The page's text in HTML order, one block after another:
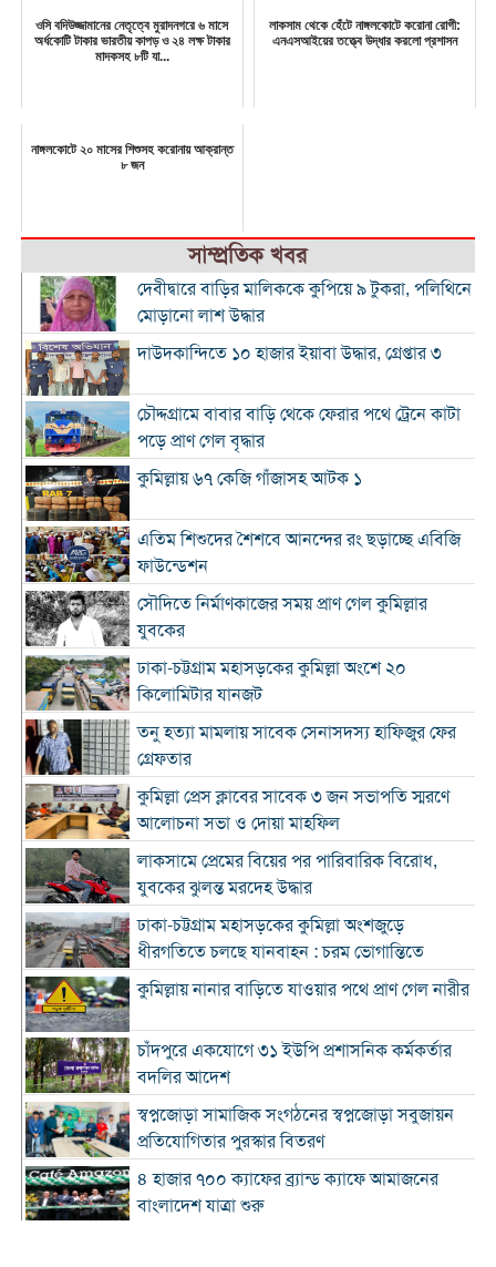
ওসি বদিউজ্জামানের নেতৃত্বে মুরাদনগরে ৬ মাসে
অর্ধকোটি টাকার ভারতীয় কাপড় ও ২৪ লক্ষ টাকার
মাদকসহ ৮টি যা...
লাকসাম থেকে হেঁটে নাঙ্গলকোটে করোনা রোগী:
এনএসআইয়ের তত্ত্বে উদ্ধার করলো প্রশাসন
নাঙ্গলকোটে ২০ মাসের শিশুসহ করোনায় আক্রান্ত
৮ জন
সাম্প্রতিক খবর
দেবীদ্বারে বাড়ির মালিককে কুপিয়ে ৯ টুকরা, পলিথিনে
মোড়ানো লাশ উদ্ধার
দাউদকান্দিতে ১০ হাজার ইয়াবা উদ্ধার, গ্রেপ্তার ৩
চৌদ্দগ্রামে বাবার বাড়ি থেকে ফেরার পথে ট্রেনে কাটা
পড়ে প্রাণ গেল বৃদ্ধার
কুমিল্লায় ৬৭ কেজি গাঁজাসহ আটক ১
এতিম শিশুদের শৈশবে আনন্দের রং ছড়াচ্ছে এবিজি
ফাউন্ডেশন
সৌদিতে নির্মাণকাজের সময় প্রাণ গেল কুমিল্লার
যুবকের
ঢাকা-চট্টগ্রাম মহাসড়কের কুমিল্লা অংশে ২০
কিলোমিটার যানজট
তনু হত্যা মামলায় সাবেক সেনাসদস্য হাফিজুর ফের
গ্রেফতার
কুমিল্লা প্রেস ক্লাবের সাবেক ৩ জন সভাপতি স্মরণে
আলোচনা সভা ও দোয়া মাহফিল
লাকসামে প্রেমের বিয়ের পর পারিবারিক বিরোধ,
যুবকের ঝুলন্ত মরদেহ উদ্ধার
ঢাকা-চট্টগ্রাম মহাসড়কের কুমিল্লা অংশজুড়ে
ধীরগতিতে চলছে যানবাহন : চরম ভোগান্তিতে
কুমিল্লায় নানার বাড়িতে যাওয়ার পথে প্রাণ গেল নারীর
চাঁদপুরে একযোগে ৩১ ইউপি প্রশাসনিক কর্মকর্তার
বদলির আদেশ
স্বপ্নজোড়া সামাজিক সংগঠনের স্বপ্নজোড়া সবুজায়ন
প্রতিযোগিতার পুরস্কার বিতরণ
৪ হাজার ৭০০ ক্যাফের ব্র্যান্ড ক্যাফে আমাজনের
বাংলাদেশ যাত্রা শুরু